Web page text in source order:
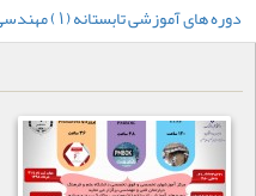
دوره های آموزشی تابستانه (1) مهندسی عمران